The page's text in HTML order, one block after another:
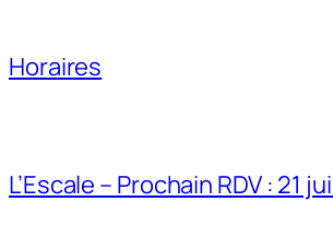
Horaires
L’Escale – Prochain RDV : 21